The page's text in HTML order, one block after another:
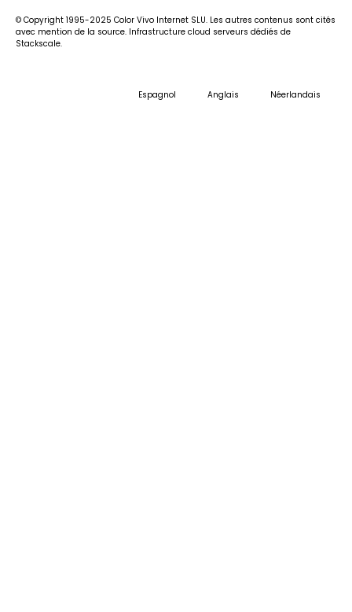
© Copyright 1995-2025 Color Vivo Internet SLU. Les autres contenus sont cités
avec mention de la source. Infrastructure cloud serveurs dédiés de
Stackscale.
Espagnol Anglais Néerlandais